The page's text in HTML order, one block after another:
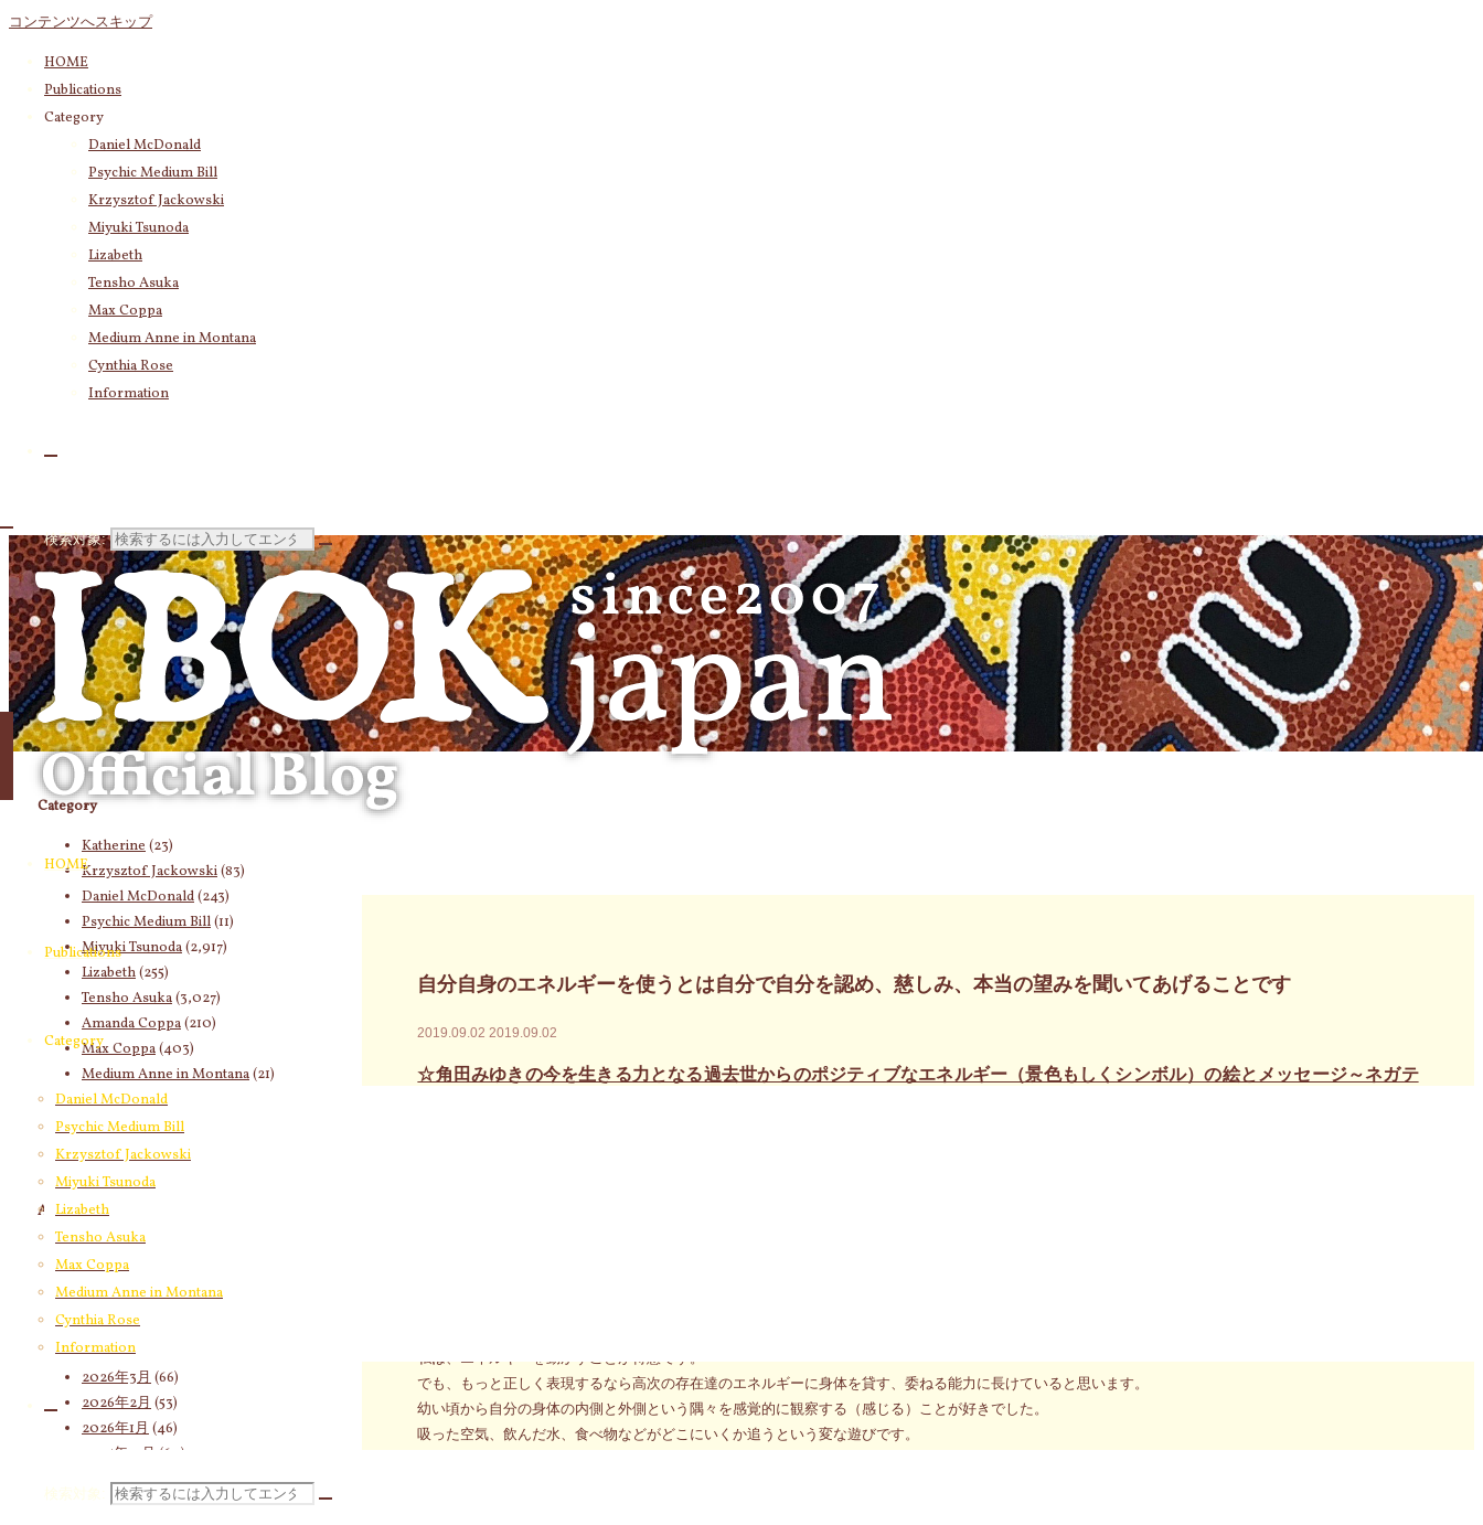
コンテンツへスキップ
HOME
Publications
Category
Daniel McDonald
Psychic Medium Bill
Krzysztof Jackowski
Miyuki Tsunoda
Lizabeth
Tensho Asuka
Max Coppa
Medium Anne in Montana
Cynthia Rose
Information
検索対象:
HOME
Publications
Category
Daniel McDonald
Psychic Medium Bill
Krzysztof Jackowski
Miyuki Tsunoda
Lizabeth
Tensho Asuka
Max Coppa
Medium Anne in Montana
Cynthia Rose
Information
検索対象:
自分自身のエネルギーを使うとは自分で自分を認め、慈しみ、本当の望みを聞いてあげることです
2019.09.02 2019.09.02
☆角田みゆきの今を生きる力となる過去世からのポジティブなエネルギー（景色もしくシンボル）の絵とメッセージ～ネガテ
でも、もっと正しく表現するなら高次の存在達のエネルギーに身体を貸す、委ねる能力に長けていると思います。
幼い頃から自分の身体の内側と外側という隅々を感覚的に観察する（感じる）ことが好きでした。
吸った空気、飲んだ水、食べ物などがどこにいくか追うという変な遊びです。
Category
Katherine(23)
Krzysztof Jackowski(83)
Daniel McDonald(243)
Psychic Medium Bill(11)
Miyuki Tsunoda(2,917)
Lizabeth(255)
Tensho Asuka(3,027)
Amanda Coppa(210)
Max Coppa(403)
Medium Anne in Montana(21)
Cynthia Rose(4)
Archives
2026年7月
2026年6月(60)
2026年5月
2026年4月
2026年3月 (66)
2026年2月 (53)
2026年1月 (46)
2025年12月 (60)
2025年11月(55)
2025年10月 (66)